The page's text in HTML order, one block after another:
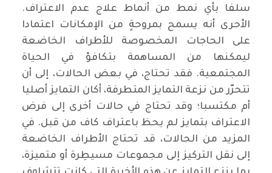
سلفا بأي نمط من أنماط علاج عدم الاعتراف.
الأحرى أنه يسمح بمروحةٍ من الإمكانات اعتمادا
على الحاجات المخصوصة للأطراف الخاضعة
ليمكنها من المساهمة بتكافؤ في الحياة
المجتمعية. فقد تحتاج، في بعض الحالات، إلى أن
تتحرّر من نزعة التمايز المتطرفة، أكان التمايز أصليا
أم مكتسبا؛ وقد تحتاج في حالات أخرى إلى فرض
الاعتراف بتمايز لم يحظ باعتراف كاف من قبل. في
المزيد من الحالات، قد تحتاج الأطراف الخاضعة
إلى نقل التركيز إلى مجموعات مسيطِرة أو متميزة،